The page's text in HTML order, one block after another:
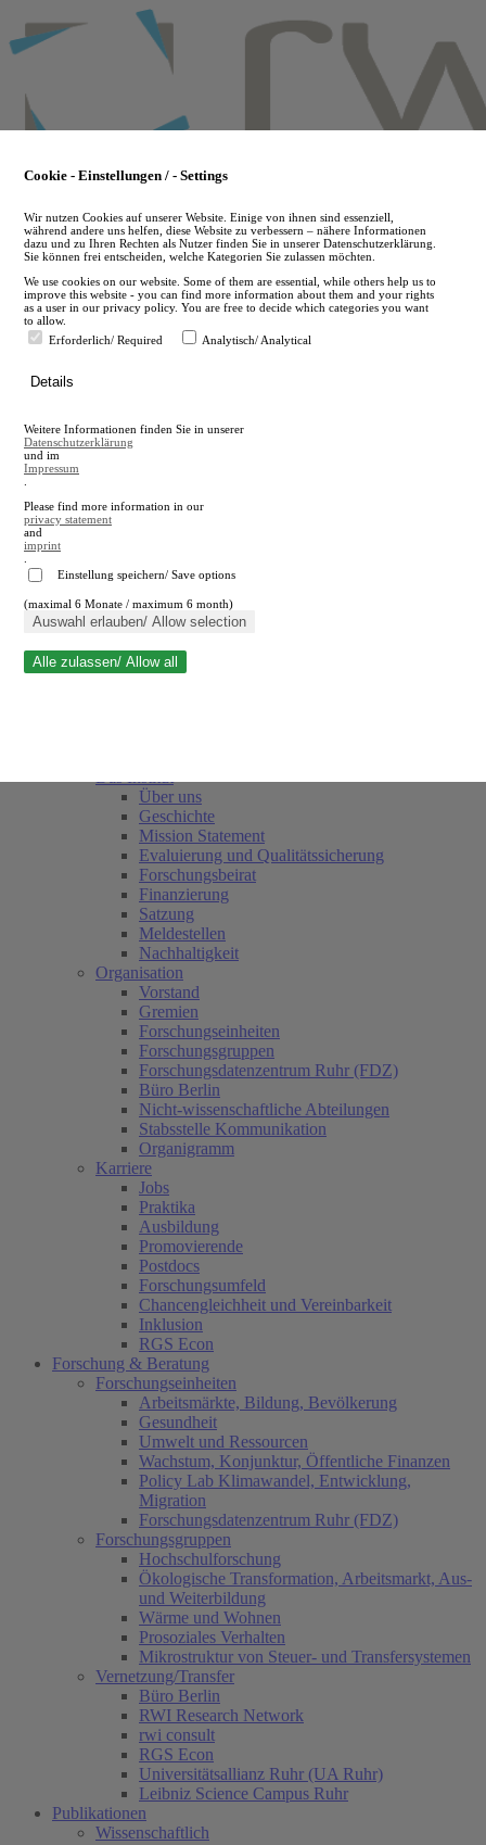
to
main
en
A
A
Suche schließen
Über uns
Geschichte
Mission Statement
Evaluierung und Qualitätssicherung
Forschungsbeirat
Finanzierung
Satzung
Meldestellen
Nachhaltigkeit
Organisation
Vorstand
Gremien
Forschungseinheiten
Forschungsgruppen
Forschungsdatenzentrum Ruhr (FDZ)
Büro Berlin
Nicht-wissenschaftliche Abteilungen
Stabsstelle Kommunikation
Organigramm
Karriere
Jobs
Praktika
Ausbildung
Promovierende
Postdocs
Forschungsumfeld
Chancengleichheit und Vereinbarkeit
Inklusion
RGS Econ
Forschung & Beratung
Forschungseinheiten
Arbeitsmärkte, Bildung, Bevölkerung
Gesundheit
Umwelt und Ressourcen
Wachstum, Konjunktur, Öffentliche Finanzen
Policy Lab Klimawandel, Entwicklung,
Migration
Forschungsdatenzentrum Ruhr (FDZ)
Forschungsgruppen
Hochschulforschung
Ökologische Transformation, Arbeitsmarkt, Aus-
und Weiterbildung
Wärme und Wohnen
Prosoziales Verhalten
Mikrostruktur von Steuer- und Transfersystemen
Vernetzung/Transfer
Büro Berlin
RWI Research Network
rwi consult
RGS Econ
Universitätsallianz Ruhr (UA Ruhr)
Leibniz Science Campus Ruhr
Publikationen
Wissenschaftlich
Cookie - Einstellungen / - Settings
Wir nutzen Cookies auf unserer Website. Einige von ihnen sind essenziell,
während andere uns helfen, diese Website zu verbessern – nähere Informationen
dazu und zu Ihren Rechten als Nutzer finden Sie in unserer Datenschutzerklärung.
Sie können frei entscheiden, welche Kategorien Sie zulassen möchten.
We use cookies on our website. Some of them are essential, while others help us to
improve this website - you can find more information about them and your rights
as a user in our privacy policy. You are free to decide which categories you want
to allow.
Erforderlich/ Required
Analytisch/ Analytical
Details
Weitere Informationen finden Sie in unserer
Datenschutzerklärung
und im
Impressum
Please find more information in our
privacy statement
and
imprint
Einstellung speichern/ Save options
(maximal 6 Monate / maximum 6 month)
Auswahl erlauben/ Allow selection
Alle zulassen/ Allow all